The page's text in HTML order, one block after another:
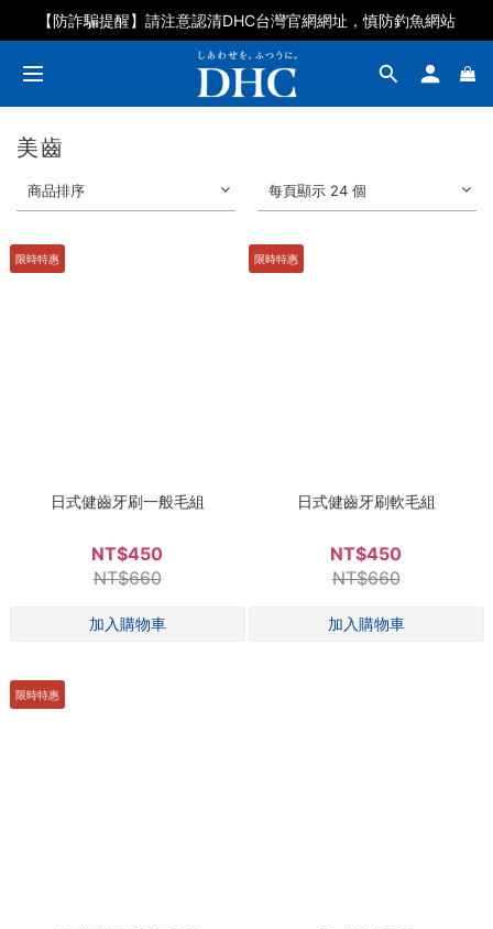
DHC好眠素百人募集體驗再抽石墨烯眼罩
【防詐騙提醒】請注意認清DHC台灣官網網址，慎防釣魚網站
DHC好眠素百人募集體驗再抽石墨烯眼罩
美齒
商品排序 每頁顯示 24 個
限時特惠
日式健齒牙刷一般毛組
NT$450
NT$660
限時特惠
日式健齒牙刷軟毛組
NT$450
NT$660
限時特惠